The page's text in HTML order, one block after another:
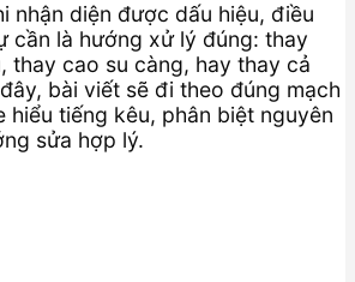
nhận diện được dấu hiệu, điều
cần là hướng xử lý đúng: thay
thay cao su càng, hay thay cả
bài viết sẽ đi theo đúng mạch
hiểu tiếng kêu, phân biệt nguyên
sửa hợp lý.